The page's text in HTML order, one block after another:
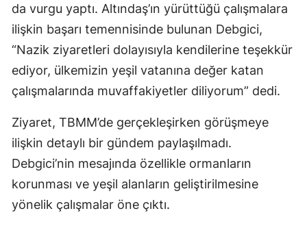
da vurgu yaptı. Altındaş’ın yürüttüğü çalışmalara
ilişkin başarı temennisinde bulunan Debgici,
“Nazik ziyaretleri dolayısıyla kendilerine teşekkür
ediyor, ülkemizin yeşil vatanına değer katan
çalışmalarında muvaffakiyetler diliyorum” dedi.
Ziyaret, TBMM’de gerçekleşirken görüşmeye
ilişkin detaylı bir gündem paylaşılmadı.
Debgici’nin mesajında özellikle ormanların
korunması ve yeşil alanların geliştirilmesine
yönelik çalışmalar öne çıktı.